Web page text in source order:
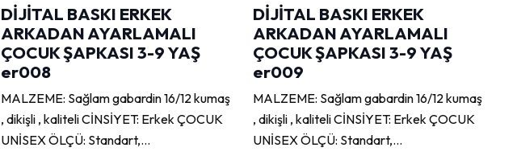
DİJİTAL BASKI ERKEK
ARKADAN AYARLAMALI
ÇOCUK ŞAPKASI 3-9 YAŞ
er008
MALZEME: Sağlam gabardin 16/12 kumaş
, dikişli , kaliteli CİNSİYET: Erkek ÇOCUK
UNİSEX ÖLÇÜ: Standart,…
DİJİTAL BASKI ERKEK
ARKADAN AYARLAMALI
ÇOCUK ŞAPKASI 3-9 YAŞ
er009
MALZEME: Sağlam gabardin 16/12 kumaş
, dikişli , kaliteli CİNSİYET: Erkek ÇOCUK
UNİSEX ÖLÇÜ: Standart,…